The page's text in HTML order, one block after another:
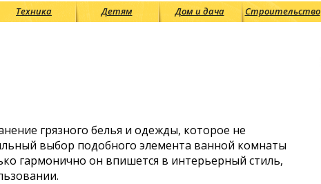
Техника Детям Дом и дача Строительство
грязного белья и одежды, которое не
выбор подобного элемента ванной комнаты
гармонично он впишется в интерьерный стиль,